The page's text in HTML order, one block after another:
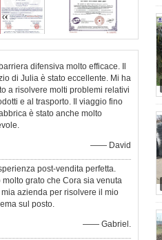
difensiva molto efficace. Il
di Julia è stato eccellente. Mi ha
a risolvere molti problemi relativi
e al trasporto. Il viaggio fino
è stato anche molto
—— David
post-vendita perfetta.
molto grato che Cora sia venuta
azienda per risolvere il mio
sul posto.
—— Gabriel.